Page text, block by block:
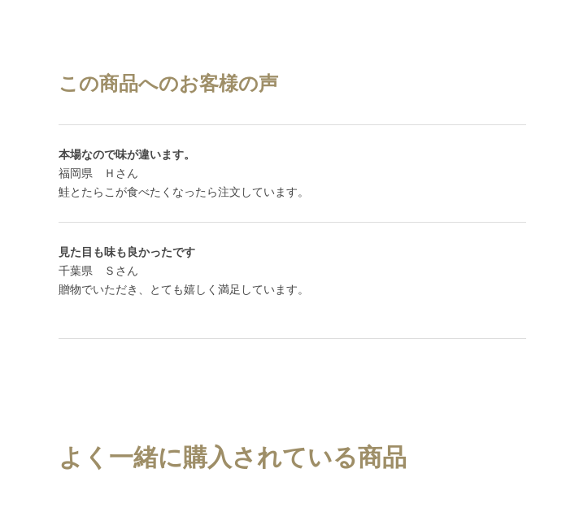
この商品へのお客様の声
本場なので味が違います。
福岡県 Ｈさん
鮭とたらこが食べたくなったら注文しています。
見た目も味も良かったです
千葉県 Ｓさん
贈物でいただき、とても嬉しく満足しています。
よく一緒に購入されている商品